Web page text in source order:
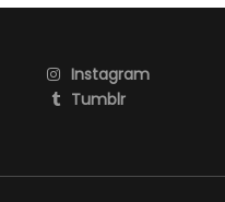
Instagram
Tumblr